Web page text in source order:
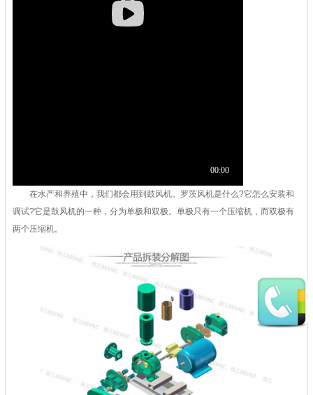
在水产和养殖中，我们都会用到鼓风机。 罗茨风机是什么?它怎么安装和
调试?它是鼓风机的一种，分为单极和双极。单极只有一个压缩机，而双极有
两个压缩机。